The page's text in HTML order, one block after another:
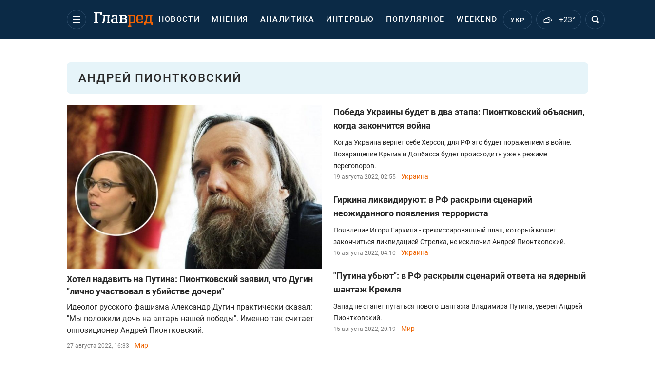
НОВОСТИ МНЕНИЯ АНАЛИТИКА ИНТЕРВЬЮ ПОПУЛЯРНОЕ WEEKEND УКР +23°
АНДРЕЙ ПИОНТКОВСКИЙ
Хотел надавить на Путина: Пионтковский заявил, что Дугин
"лично участвовал в убийстве дочери"
Идеолог русского фашизма Александр Дугин практически сказал:
"Мы положили дочь на алтарь нашей победы". Именно так считает
оппозиционер Андрей Пионтковский.
27 августа 2022, 16:33 Мир
Победа Украины будет в два этапа: Пионтковский объяснил,
когда закончится война
Когда Украина вернет себе Херсон, для РФ это будет поражением в войне.
Возвращение Крыма и Донбасса будет происходить уже в режиме
переговоров.
19 августа 2022, 02:55 Украина
Гиркина ликвидируют: в РФ раскрыли сценарий
неожиданного появления террориста
Появление Игоря Гиркина - срежиссированный план, который может
закончиться ликвидацией Стрелка, не исключил Андрей Пионтковский.
16 августа 2022, 04:10 Украина
"Путина убьют": в РФ раскрыли сценарий ответа на ядерный
шантаж Кремля
Запад не станет пугаться нового шантажа Владимира Путина, уверен Андрей
Пионтковский.
15 августа 2022, 20:19 Мир